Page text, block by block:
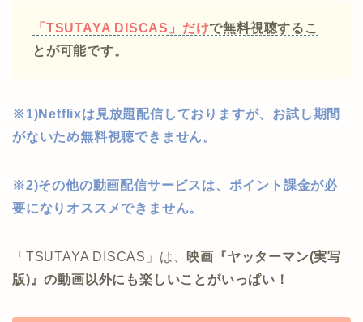
「TSUTAYA DISCAS」だけで無料視聴するこ
とが可能です。
※1)Netflixは見放題配信しておりますが、お試し期間
がないため無料視聴できません。
※2)その他の動画配信サービスは、ポイント課金が必
要になりオススメできません。
「TSUTAYA DISCAS」は、 映画『ヤッターマン(実写
版)』の動画以外にも楽しいことがいっぱい！